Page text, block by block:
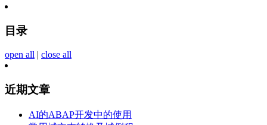
目录
open all | close all
近期文章
AI的ABAP开发中的使用